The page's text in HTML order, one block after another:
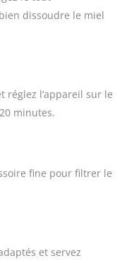
dissoudre le miel
réglez l’appareil sur le
minutes.
fine pour filtrer le
et servez